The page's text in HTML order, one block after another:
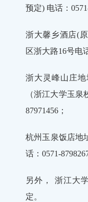
预定) 电话：
浙大馨乡酒店(
区浙大路16号电
浙大灵峰山庄
（浙江大学玉
87971456；
杭州玉泉饭店地
话：0571-
另外， 浙江大
定。